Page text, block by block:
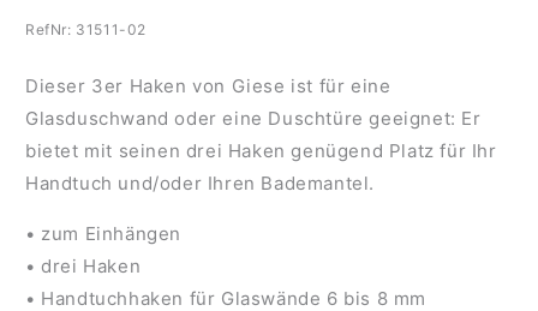
Glasduschwand
RefNr: 31511-02
Dieser 3er Haken von Giese ist für eine
Glasduschwand oder eine Duschtüre geeignet: Er
bietet mit seinen drei Haken genügend Platz für Ihr
Handtuch und/oder Ihren Bademantel.
• zum Einhängen
• drei Haken
• Handtuchhaken für Glaswände 6 bis 8 mm